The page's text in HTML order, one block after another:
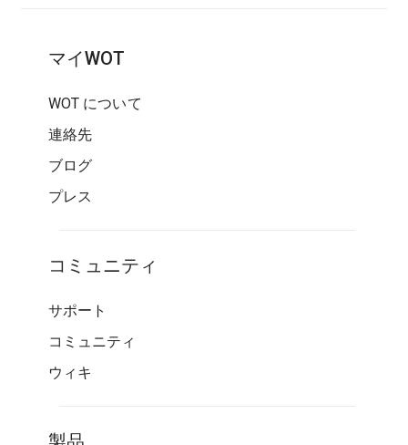
マイWOT
WOT について
連絡先
ブログ
プレス
コミュニティ
サポート
コミュニティ
ウィキ